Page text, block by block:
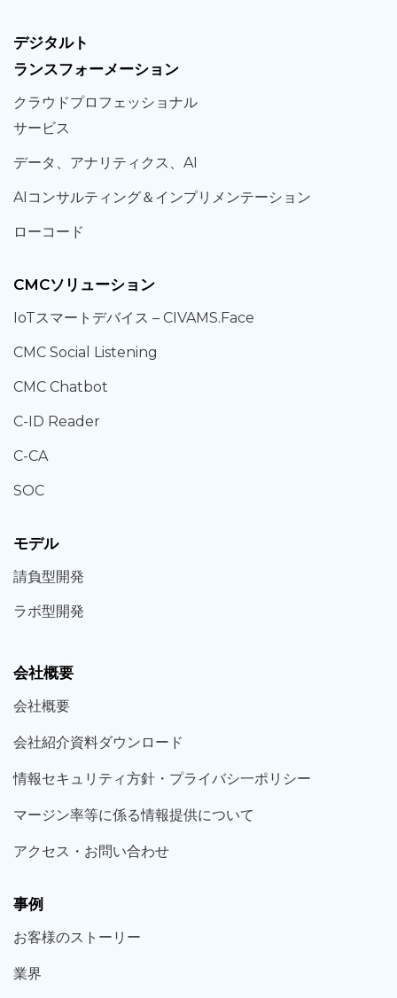
デジタルト
ランスフォーメーション
クラウドプロフェッショナル
サービス
データ、 アナリティクス、 AI
AIコンサルティング＆ インプリメンテーション
ローコード
CMCソリューション
IoTスマートデバイス – CIVAMS.Face
CMC Social Listening
CMC Chatbot
C-ID Reader
C-CA
SOC
モデル
請負型開発
ラボ型開発
会社概要
会社概要
会社紹介資料ダウンロード
情報セキュリティ方針・プライバシ一ポリシー
マージン率等に係る情報提供について
アクセス・お問い合わせ
事例
お客様のストーリー
業界